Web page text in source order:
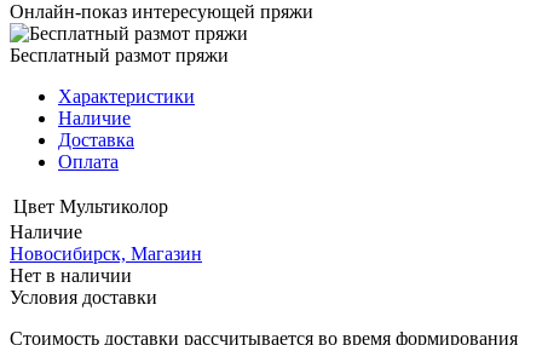
Онлайн-показ интересующей пряжи
Бесплатный размот пряжи
Характеристики
Наличие
Доставка
Оплата
Цвет Мультиколор
Наличие
Новосибирск, Магазин
Нет в наличии
Условия доставки
Стоимость доставки рассчитывается во время формирования